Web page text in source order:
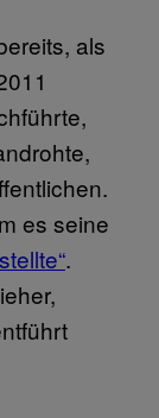
als
es seine
.